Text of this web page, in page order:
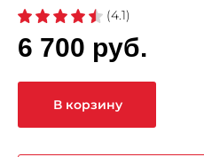
(4.1)
6 700 руб.
В корзину